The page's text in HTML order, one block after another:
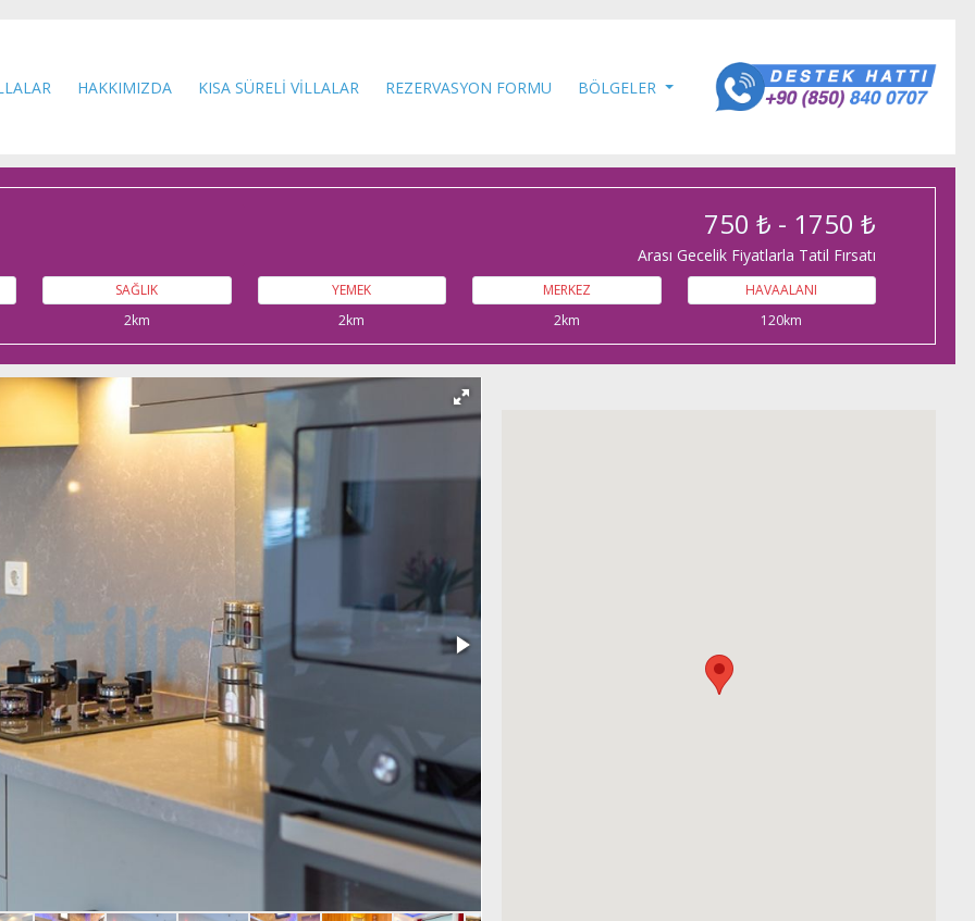
HAKKIMIZDA KISA SÜRELİ VİLLALAR REZERVASYON FORMU BÖLGELER
750 ₺ - 1750 ₺
Arası Gecelik Fiyatlarla Tatil Fırsatı
SAĞLIK
2km
YEMEK
2km
MERKEZ
2km
HAVAALANI
120km